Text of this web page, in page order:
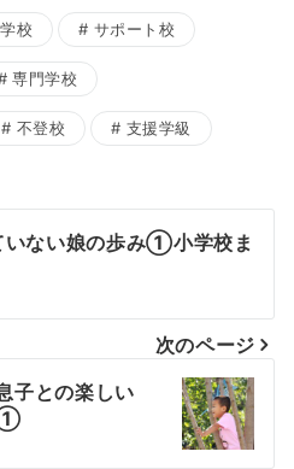
校 サポート校
専門学校
不登校 支援学級
いない娘の歩み①小学校ま
次のページ
子との楽しい
①